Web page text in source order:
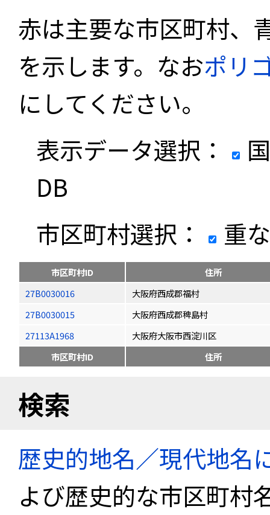
赤は主要な市区町村、
を示します。なおポリ
にしてください。
表示データ選択：
DB
市区町村選択：
重
市区町村ID
住所
27B0030016
大阪府西成郡福村
27B0030015
大阪府西成郡稗島村
27113A1968
大阪府大阪市西淀川区
市区町村ID
住所
検索
歴史的地名／現代地名
よび歴史的な市区町村